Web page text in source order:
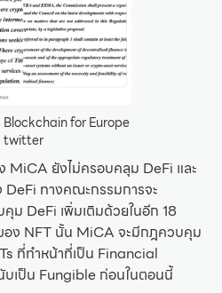
for Europe
twitter
MiCA ยังไม่ครอบคลุม DeFi และ
ทางคณะกรรมการจะ
ม DeFi เพิ่มเติมด้วยในอีก 18
อง NFT นั้น MiCA จะมีกฎควบคุม
ที่ทำหน้าที่เป็น Financial
เป็น Fungible ก่อนในตอนนี้